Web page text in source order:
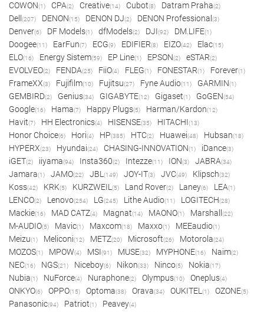
COWON(1) CPA(2) Creative(14) Cubot(8) Datram Praha(2)
Dell (207) DENON(15) DENON DJ(2) DENON Professional (3)
Denver(6) DF Models(1) dfModels(2) DJI(92) DM.LIFE(1)
Doogee(11) EarFun(7) ECG(9) EDIFIER(8) EIZO(42) Elac(15)
ELO(16) Energy Sistem(59) EP Line(1) EPSON(2) eSTAR(2)
EVOLVEO(2) FENDA(25) FiiO(4) FLEG(1) FONESTAR(1) Forever(1)
FrameXX(3) Fujifilm(10) Fujitsu(27) Fyne Audio(11) GARMIN(1)
GEMBIRD(2) Genius(34) GIGABYTE(12) Gigaset(1) GoGEN(54)
Google(16) Hama(7) Happy Plugs(5) Harman/Kardon(12)
Havit(7) HH Electronics(4) HISENSE(35) HITACHI(13)
Honor Choice(6) Hori(4) HP(385) HTC(2) Huawei(48) Hubsan(18)
HYPERX(23) Hyundai(24) CHASING-INNOVATION(1) iDance(3)
iGET(2) iiyama(94) Insta360(2) Intezze(11) ION(3) JABRA(34)
Jamara(1) JAMO(22) JBL (149) JOY-IT(3) JVC(49) Klipsch(32)
Koss(42) KRK(5) KURZWEIL (5) Land Rover(2) Laney(6) LEA(1)
LENCO(2) Lenovo(254) LG(245) Lithe Audio(11) LOGITECH(28)
Mackie(16) MAD CATZ(4) Magnat(14) MAONO(1) Marshall (22)
M-AUDIO(5) Mavic(1) Maxcom(18) Maxxo(1) MEEaudio(1)
Meizu(1) Meliconi(12) METZ(20) Microsoft(26) Motorola(24)
MOZOS(1) MPOW(4) MSI(91) MUSE(32) MYPHONE(16) Naim(2)
NEC(16) NGS(21) Niceboy(6) Nikon(33) Ninco(5) Nokia(17)
Nubia(1) NuForce(4) Nuraphone(2) Olympus(10) Oneplus(4)
ONKYO(6) OPPO(15) Optoma(38) Orava(34) OUKITEL (1) OZONE(5)
Panasonic(94) Patriot(1) Peavey(4)